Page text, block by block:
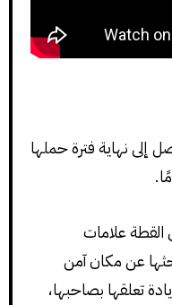
إلى نهاية فترة حملها
القطة علامات
عن مكان آمن
تعلقها بصاحبها،